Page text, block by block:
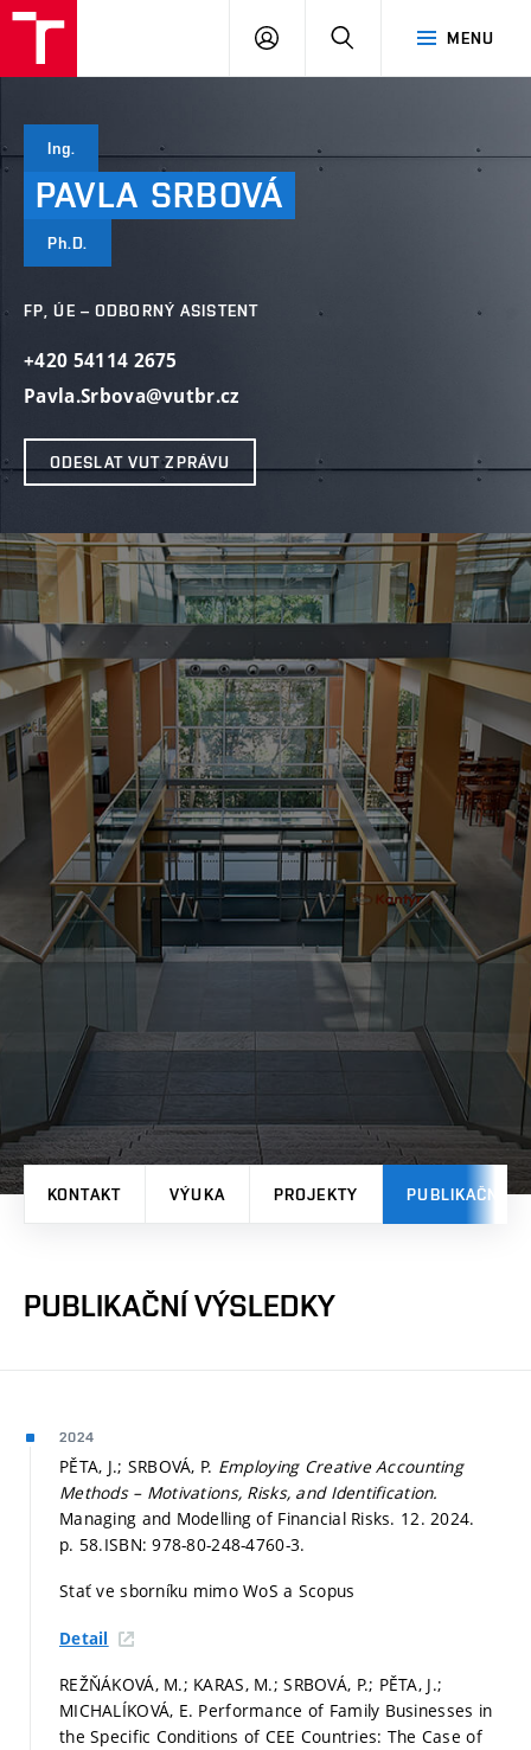
MENU
PŘIHLÁSIT
Ing.
PAVLA SRBOVÁ
Ph.D.
FP, ÚE – ODBORNÝ ASISTENT
+420 54114 2675
Pavla.Srbova@vutbr.cz
ODESLAT VUT ZPRÁVU
KONTAKT VÝUKA PROJEKTY PUBLIKAČNÍ
PUBLIKAČNÍ VÝSLEDKY
2024
PĚTA, J.; SRBOVÁ, P. Employing Creative Accounting
Methods – Motivations, Risks, and Identification.
Managing and Modelling of Financial Risks. 12. 2024.
p. 58.ISBN: 978-80-248-4760-3.
Stať ve sborníku mimo WoS a Scopus
Detail
REŽŇÁKOVÁ, M.; KARAS, M.; SRBOVÁ, P.; PĚTA, J.;
MICHALÍKOVÁ, E. Performance of Family Businesses in
the Specific Conditions of CEE Countries: The Case of